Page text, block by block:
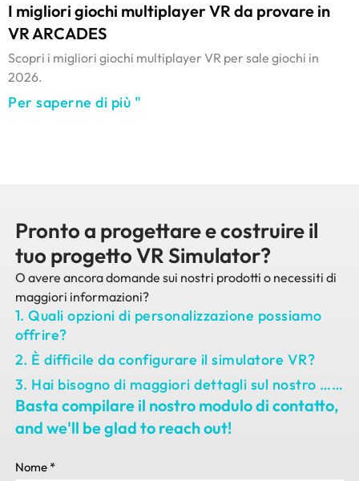
I migliori giochi multiplayer VR da provare in
VR ARCADES
Scopri i migliori giochi multiplayer VR per sale giochi in
2026.
Per saperne di più "
Pronto a progettare e costruire il
tuo progetto VR Simulator?
O avere ancora domande sui nostri prodotti o necessiti di
maggiori informazioni?
1. Quali opzioni di personalizzazione possiamo
offrire?
2. È difficile da configurare il simulatore VR?
3. Hai bisogno di maggiori dettagli sul nostro ……
Basta compilare il nostro modulo di contatto,
and we'll be glad to reach out!
Nome *